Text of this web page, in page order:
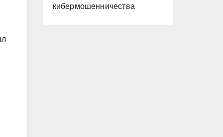
кибермошенничества